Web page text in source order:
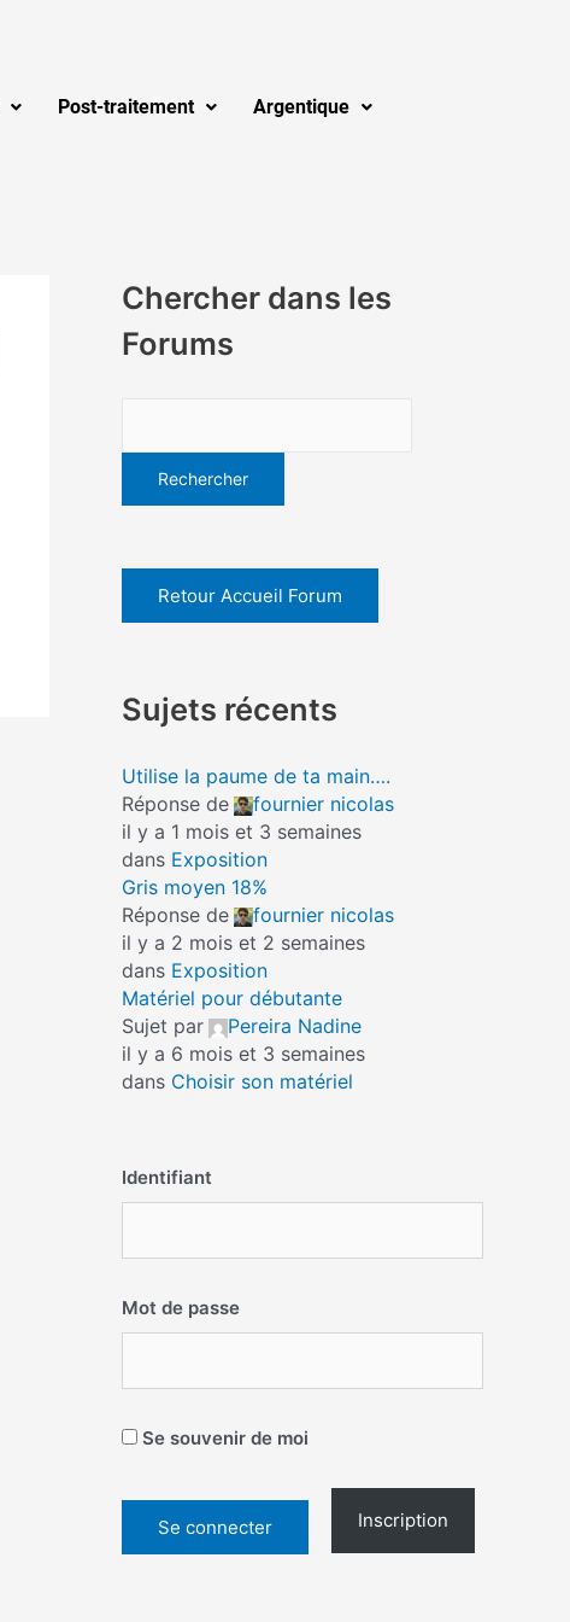
Post-traitement Argentique
Chercher dans les
Forums
Retour Accueil Forum
Sujets récents
Utilise la paume de ta main….
Réponse de
fournier nicolas
il y a 1 mois et 3 semaines
dans Exposition
Gris moyen 18%
Réponse de
fournier nicolas
il y a 2 mois et 2 semaines
dans Exposition
Matériel pour débutante
Sujet par
Pereira Nadine
il y a 6 mois et 3 semaines
dans Choisir son matériel
Identifiant
Mot de passe
Se souvenir de moi
Inscription